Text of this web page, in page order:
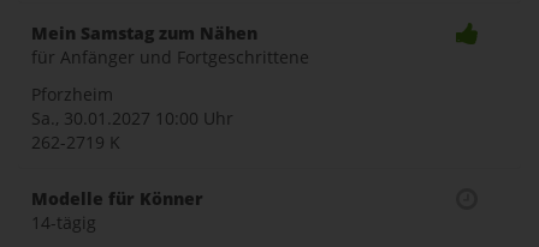
Mein Samstag zum Nähen
für Anfänger und Fortgeschrittene
Pforzheim
Sa., 30.01.2027 10:00 Uhr
262-2719 K
Modelle für Könner
14-tägig